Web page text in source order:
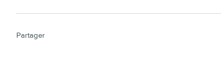
Partager